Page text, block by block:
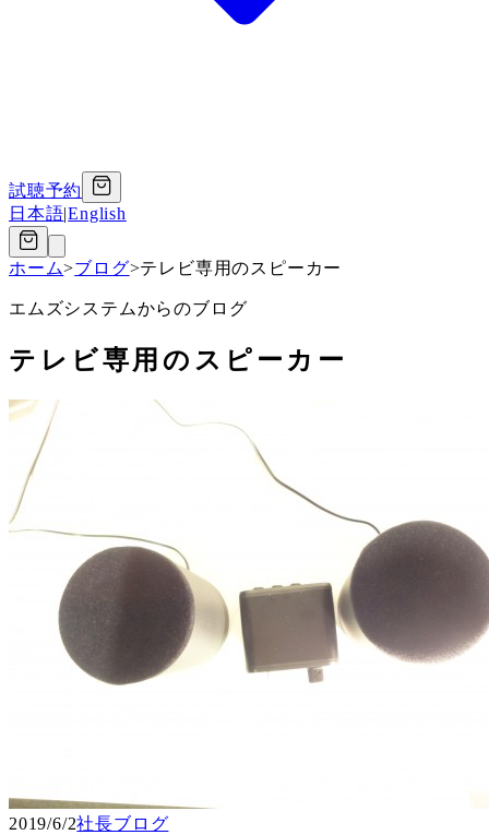
試聴予約
日本語|English
ホーム>ブログ>テレビ専用のスピーカー
エムズシステムからのブログ
テレビ専用のスピーカー
2019/6/2社長ブログ